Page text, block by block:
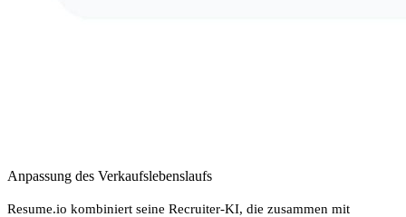
Anpassung des Verkaufslebenslaufs
Resume.io kombiniert seine Recruiter-KI, die zusammen mit